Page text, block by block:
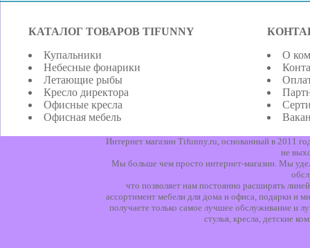
КАТАЛОГ ТОВАРОВ TIFUNNY
Купальники
Небесные фонарики
Летающие рыбы
Кресло директора
Офисные кресла
Офисная мебель
О
Интернет магазин Tifunny.ru, основанный в 2011
не
Мы больше чем просто интернет-магазин. Мы
что позволяет нам постоянно расширять
ассортимент мебели для дома и офиса, подарки и
получаете только самое лучшее обслуживание
стулья, кресла, детские